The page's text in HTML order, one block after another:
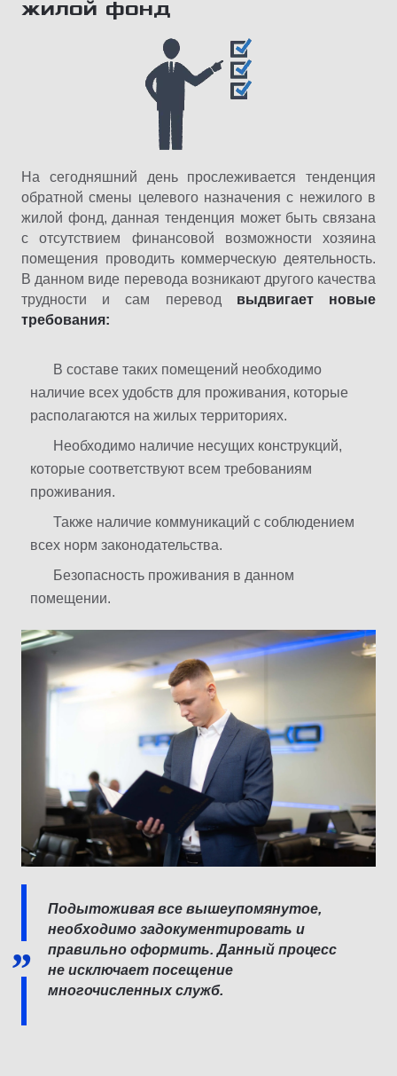
жилой фонд
На сегодняшний день прослеживается тенденция
обратной смены целевого назначения с нежилого в
жилой фонд, данная тенденция может быть связана
с отсутствием финансовой возможности хозяина
помещения проводить коммерческую деятельность.
В данном виде перевода возникают другого качества
трудности и сам перевод выдвигает новые
требования:
В составе таких помещений необходимо
наличие всех удобств для проживания, которые
располагаются на жилых территориях.
Необходимо наличие несущих конструкций,
которые соответствуют всем требованиям
проживания.
Также наличие коммуникаций с соблюдением
всех норм законодательства.
Безопасность проживания в данном
помещении.
Подытоживая все вышеупомянутое,
необходимо задокументировать и
правильно оформить. Данный процесс
не исключает посещение
многочисленных служб.